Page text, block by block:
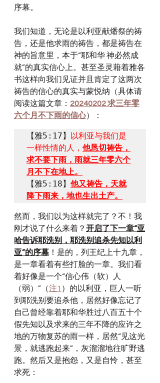
序幕。
我们知道，无论是以利亚献燔祭的祷
告，还是他求雨的祷告，都是祷告在
神的旨意里，本于“耶和华 神必然成
就”的真实信心上。甚至圣灵藉着雅各
书这样向我们见证并且肯定了这两次
祷告的信心的真实与蒙悦纳（具体请
阅读这篇文章： 20240202 求三年零
六个月不下雨的信心）：
【雅5:17】 以利亚与我们是
一样性情的人， 他恳切祷告，
求不要下雨，雨就三年零六个
月不下在地上。
【雅5:18】 他又祷告，天就
降下雨来，地也生出土产。
然而，我们以为这样就完了？不！我
刚才说了什么来着？ 开启了下一章“亚
哈告诉耶洗别，耶洗别追杀先知以利
亚”的序幕 ！是的，列王纪上十九章，
是一章看着有些打脸的一章。我们看
着好像是一个“信心伟（软）人
（弱）”（注1 ）的以利亚，巨人一听
到耶洗别要追杀他，居然好像忘记了
自己曾经靠着耶和华胜过八百五十个
假先知以及求来的三年不降的应许之
地的万物复苏的雨一样，居然“见这光
景，就逃跑起来”，灰溜溜地往旷野逃
跑。然后又是抱怨，又是自怜，甚至
求死：